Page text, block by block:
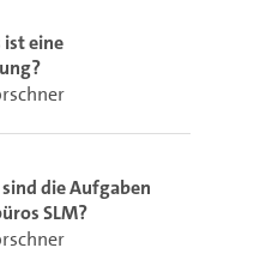
ist eine
sind die Aufgaben
SLM?